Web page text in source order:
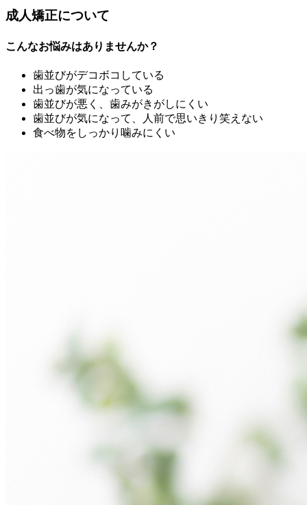
成人矯正について
こんなお悩みはありませんか？
歯並びがデコボコしている
出っ歯が気になっている
歯並びが悪く、歯みがきがしにくい
歯並びが気になって、人前で思いきり笑えない
食べ物をしっかり噛みにくい